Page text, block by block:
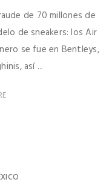
de 70 millones de
de sneakers: los Air
se fue en Bentleys,
así ...